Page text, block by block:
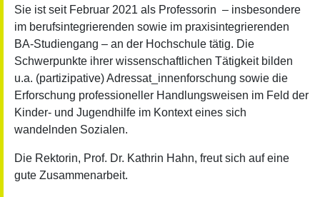
Sie ist seit Februar 2021 als Professorin – insbesondere
im berufsintegrierenden sowie im praxisintegrierenden
BA-Studiengang – an der Hochschule tätig. Die
Schwerpunkte ihrer wissenschaftlichen Tätigkeit bilden
u.a. (partizipative) Adressat_innenforschung sowie die
Erforschung professioneller Handlungsweisen im Feld der
Kinder- und Jugendhilfe im Kontext eines sich
wandelnden Sozialen.
Die Rektorin, Prof. Dr. Kathrin Hahn, freut sich auf eine
gute Zusammenarbeit.